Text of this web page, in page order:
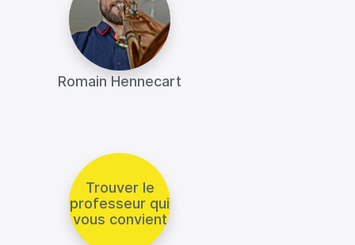
Romain Hennecart
Trouver le
professeur qui
vous convient